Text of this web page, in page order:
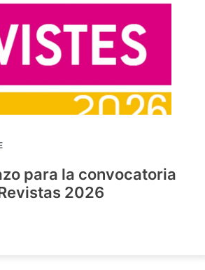
para la convocatoria
2026